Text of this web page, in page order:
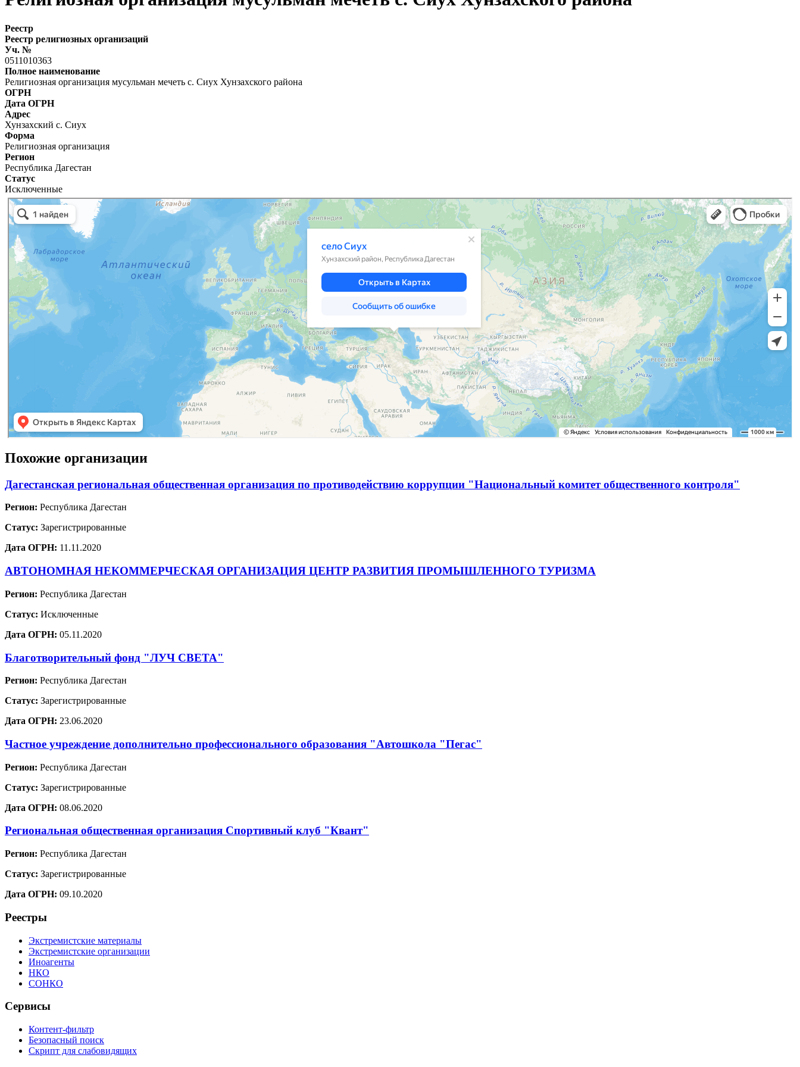
Реестр
Реестр религиозных организаций
Уч. №
0511010363
Полное наименование
Религиозная организация мусульман мечеть с. Сиух Хунзахского района
ОГРН
Дата ОГРН
Адрес
Хунзахский с. Сиух
Форма
Религиозная организация
Регион
Республика Дагестан
Статус
Исключенные
Похожие организации
Дагестанская региональная общественная организация по противодействию коррупции "Национальный комитет общественного контроля"
Регион: Республика Дагестан
Статус: Зарегистрированные
Дата ОГРН: 11.11.2020
АВТОНОМНАЯ НЕКОММЕРЧЕСКАЯ ОРГАНИЗАЦИЯ ЦЕНТР РАЗВИТИЯ ПРОМЫШЛЕННОГО ТУРИЗМА
Регион: Республика Дагестан
Статус: Исключенные
Дата ОГРН: 05.11.2020
Благотворительный фонд "ЛУЧ СВЕТА"
Регион: Республика Дагестан
Статус: Зарегистрированные
Дата ОГРН: 23.06.2020
Частное учреждение дополнительно профессионального образования "Автошкола "Пегас"
Регион: Республика Дагестан
Статус: Зарегистрированные
Дата ОГРН: 08.06.2020
Региональная общественная организация Спортивный клуб "Квант"
Регион: Республика Дагестан
Статус: Зарегистрированные
Дата ОГРН: 09.10.2020
Реестры
Экстремистские материалы
Экстремистские организации
Иноагенты
НКО
СОНКО
Сервисы
Контент-фильтр
Безопасный поиск
Скрипт для слабовидящих